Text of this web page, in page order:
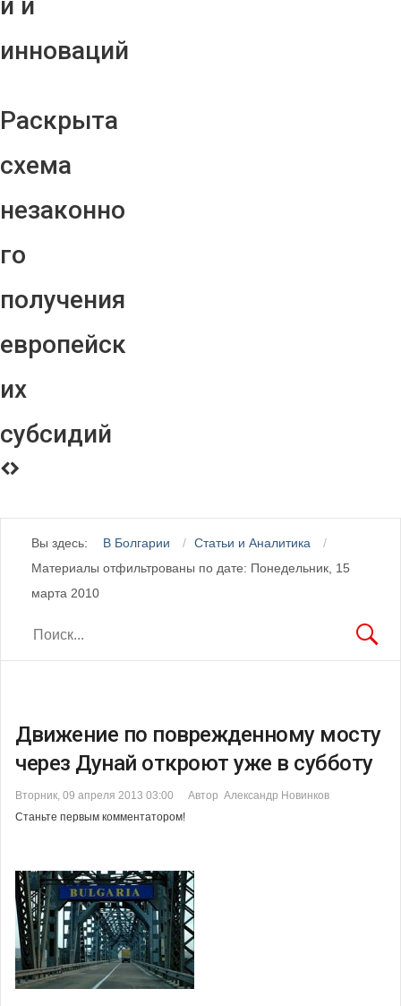
инноваций
Раскрыта
схема
незаконно
го
получения
европейск
их
субсидий
Вы здесь: В Болгарии
Статьи и Аналитика
Материалы отфильтрованы по дате: Понедельник, 15
марта 2010
Движение по поврежденному мосту
через Дунай откроют уже в субботу
Вторник, 09 апреля 2013 03:00
Автор Александр Новинков
Станьте первым комментатором!